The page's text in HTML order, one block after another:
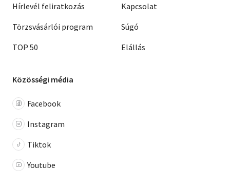
Hírlevél feliratkozás
Törzsvásárlói program
TOP 50
Kapcsolat
Súgó
Elállás
Közösségi média
Facebook
Instagram
Tiktok
Youtube